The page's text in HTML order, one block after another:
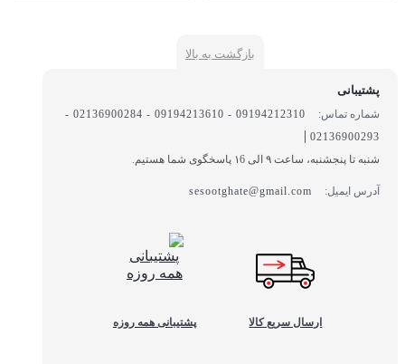
بازگشت به بالا
پشتیبانی
شماره تماس:
09194212310 - 09194213610 - 02136900284 -
02136900293
|
شنبه تا پنجشنبه، ساعت ۹ الی ۱6 پاسخگوی شما هستیم.
آدرس ایمیل: sesootghate@gmail.com
ارسال سریع کالا پشتیبانی همه روزه